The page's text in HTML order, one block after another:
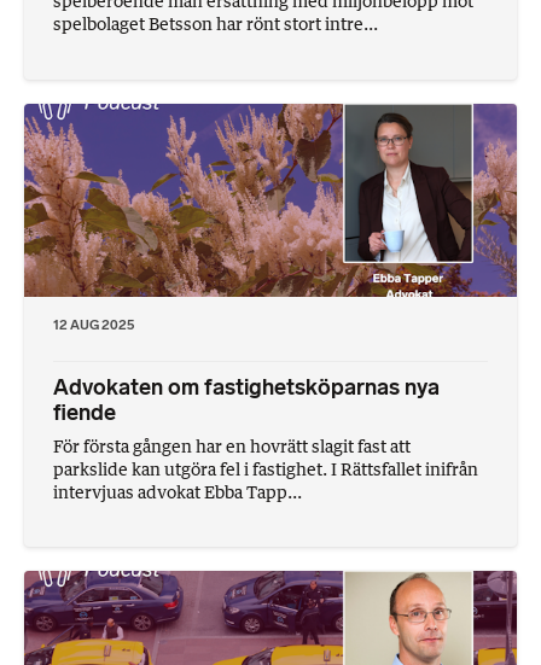
spelbolaget Betsson har rönt stort intre...
12 AUG 2025
Advokaten om fastighetsköparnas nya
fiende
För första gången har en hovrätt slagit fast att
parkslide kan utgöra fel i fastighet. I Rättsfallet inifrån
intervjuas advokat Ebba Tapp...